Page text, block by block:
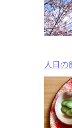
人日の